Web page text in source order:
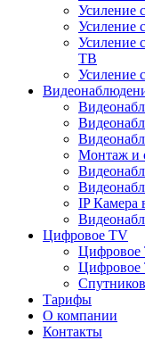
Усиление
Усиление
Усиление
ТВ
Усиление
Монтаж и
IP Камера
Цифровое TV
Цифровое
Цифровое
Тарифы
О компании
Контакты